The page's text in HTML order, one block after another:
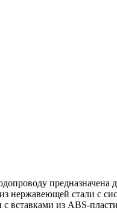
предназначена
нержавеющей стали с
вставками из ABS-